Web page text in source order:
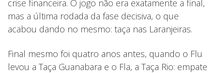
crise financeira. O jogo não era exatamente a final,
mas a última rodada da fase decisiva, o que
acabou dando no mesmo: taça nas Laranjeiras.
Final mesmo foi quatro anos antes, quando o Flu
levou a Taça Guanabara e o Fla, a Taça Rio: empate